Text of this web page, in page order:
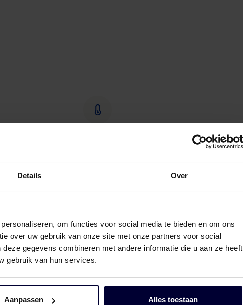
Details Over
om functies voor social media te bieden en om ons
over uw gebruik van onze site met onze partners voor social
gegevens combineren met andere informatie die u aan ze heeft
gebruik van hun services.
Aanpassen Alles toestaan
Pallets